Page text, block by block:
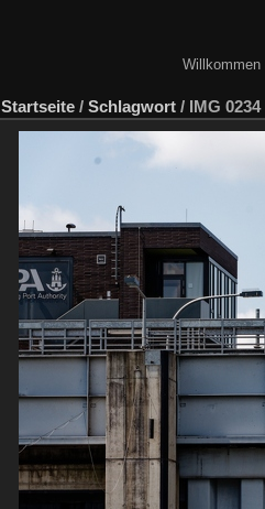
Willkommen
Startseite / Schlagwort / IMG 0234